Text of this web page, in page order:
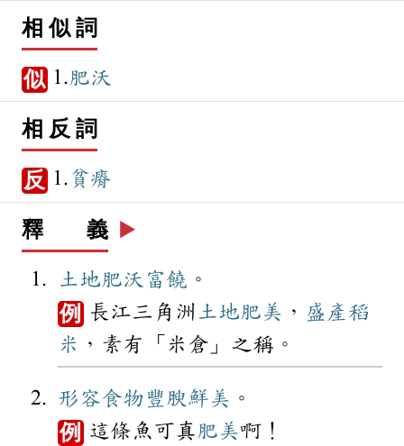
相 似 詞
似 1.肥沃
相 反 詞
反 1. 貧瘠
釋 義 ▶️
土地肥沃 富饒 。
例 長江三角洲土地肥美 ， 盛產 稻
米 ，素有「米倉」之稱。
形容食物 豐腴鮮美 。
例 這條魚可真肥美啊！